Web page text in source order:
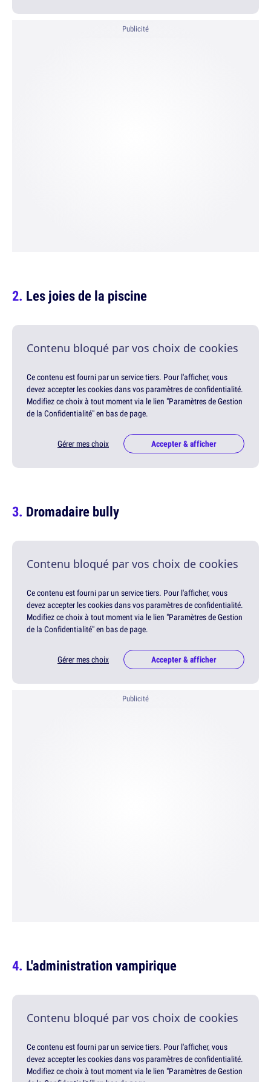
Publicité
Les joies de la piscine
Contenu bloqué par vos choix de cookies
Ce contenu est fourni par un service tiers. Pour l'afficher, vous
devez accepter les cookies dans vos paramètres de confidentialité.
Modifiez ce choix à tout moment via le lien "Paramètres de Gestion
de la Confidentialité" en bas de page.
Gérer mes choix Accepter & afficher
Dromadaire bully
Contenu bloqué par vos choix de cookies
Ce contenu est fourni par un service tiers. Pour l'afficher, vous
devez accepter les cookies dans vos paramètres de confidentialité.
Modifiez ce choix à tout moment via le lien "Paramètres de Gestion
de la Confidentialité" en bas de page.
Gérer mes choix Accepter & afficher
Publicité
L'administration vampirique
Contenu bloqué par vos choix de cookies
Ce contenu est fourni par un service tiers. Pour l'afficher, vous
devez accepter les cookies dans vos paramètres de confidentialité.
Modifiez ce choix à tout moment via le lien "Paramètres de Gestion